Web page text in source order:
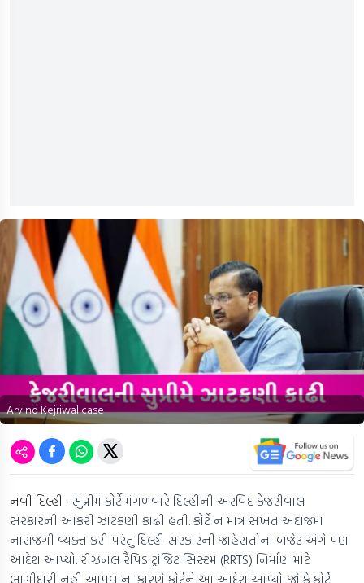
Arvind Kejriwal case
નવી દિલ્હી : સુપ્રીમ કોર્ટે મંગળવારે દિલ્હીની અરવિંદ કેજરીવાલ
સરકારની આકરી ઝાટકણી કાઢી હતી. કોર્ટે ન માત્ર સખત અંદાજમાં
નારાજગી વ્યક્ત કરી પરંતુ દિલ્હી સરકારની જાહેરાતોના બજેટ અંગે પણ
આદેશ આપ્યો. રીઝનલ રૈપિડ ટ્રાંજિટ સિસ્ટમ (RRTS) નિર્માણ માટે